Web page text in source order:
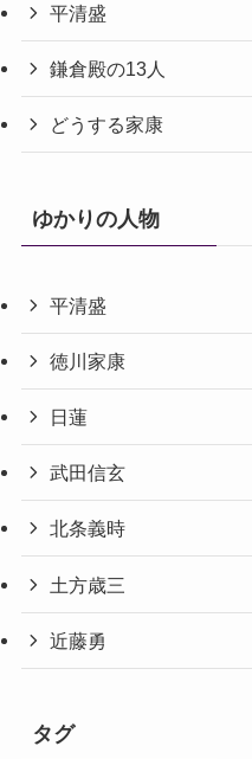
平清盛
鎌倉殿の13人
どうする家康
ゆかりの人物
平清盛
徳川家康
日蓮
武田信玄
北条義時
土方歳三
近藤勇
タグ